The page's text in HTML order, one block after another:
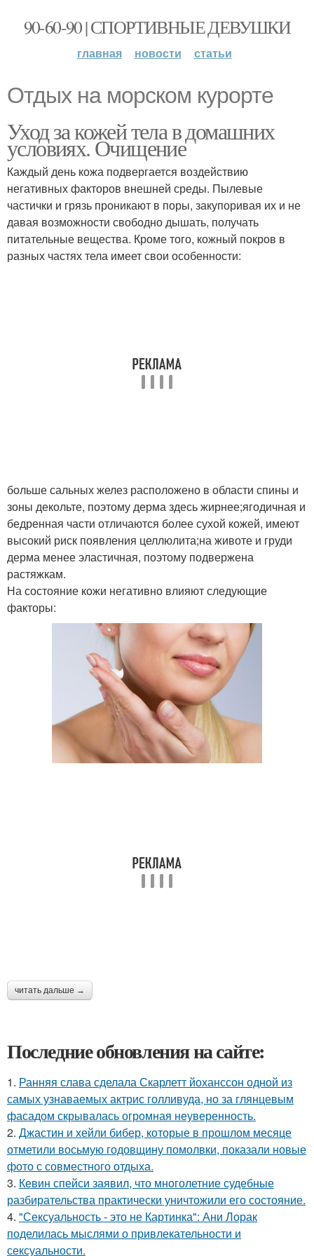
90-60-90 | СПОРТИВНЫЕ ДЕВУШКИ
главная новости статьи
Отдых на морском курорте
Уход за кожей тела в домашних
условиях. Очищение
Каждый день кожа подвергается воздействию
негативных факторов внешней среды. Пылевые
частички и грязь проникают в поры, закупоривая их и не
давая возможности свободно дышать, получать
питательные вещества. Кроме того, кожный покров в
разных частях тела имеет свои особенности:
больше сальных желез расположено в области спины и
зоны декольте, поэтому дерма здесь жирнее;ягодичная и
бедренная части отличаются более сухой кожей, имеют
высокий риск появления целлюлита;на животе и груди
дерма менее эластичная, поэтому подвержена
растяжкам.
На состояние кожи негативно влияют следующие
факторы:
читать дальше →
Последние обновления на сайте:
1. Ранняя слава сделала Скарлетт йоханссон одной из
самых узнаваемых актрис голливуда, но за глянцевым
фасадом скрывалась огромная неуверенность.
2. Джастин и хейли бибер, которые в прошлом месяце
отметили восьмую годовщину помолвки, показали новые
фото с совместного отдыха.
3. Кевин спейси заявил, что многолетние судебные
разбирательства практически уничтожили его состояние.
4. "Сексуальность - это не Картинка": Ани Лорак
поделилась мыслями о привлекательности и
сексуальности.